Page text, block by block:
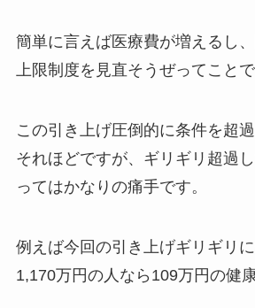
簡単に言えば医療費が増えるし
上限制度を見直そうぜってことで
この引き上げ圧倒的に条件を超
それほどですが、ギリギリ超過
ってはかなりの痛手です。
例えば今回の引き上げギリギリ
1,170万円の人なら109万円の健